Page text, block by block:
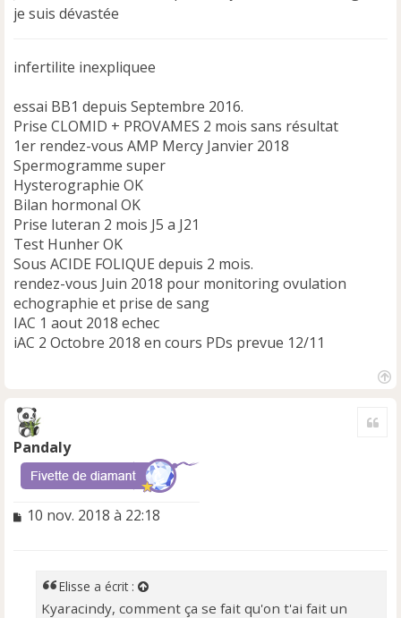
g
o
l
u
je suis dévastée
infertilite inexpliquee
essai BB1 depuis Septembre 2016.
Prise CLOMID + PROVAMES 2 mois sans résultat
1er rendez-vous AMP Mercy Janvier 2018
Spermogramme super
Hysterographie OK
Bilan hormonal OK
Prise luteran 2 mois J5 a J21
Test Hunher OK
Sous ACIDE FOLIQUE depuis 2 mois.
rendez-vous Juin 2018 pour monitoring ovulation
echographie et prise de sang
IAC 1 aout 2018 echec
iAC 2 Octobre 2018 en cours PDs prevue 12/11
Pandaly
M
10 nov. 2018 à 22:18
Elisse a écrit :
Kyaracindy, comment ça se fait qu'on t'ai fait un